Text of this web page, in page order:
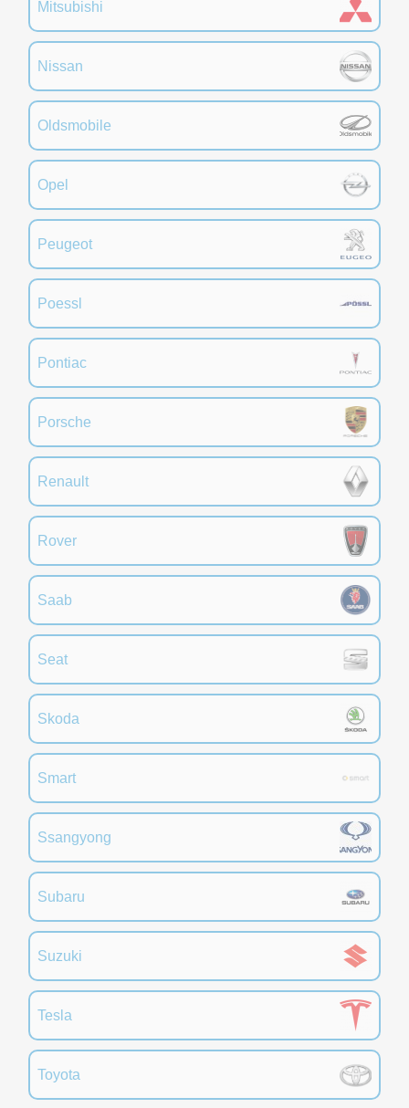
Mitsubishi
Nissan
Oldsmobile
Opel
Peugeot
Poessl
Pontiac
Porsche
Renault
Rover
Saab
Seat
Skoda
Smart
Ssangyong
Subaru
Suzuki
Tesla
Toyota